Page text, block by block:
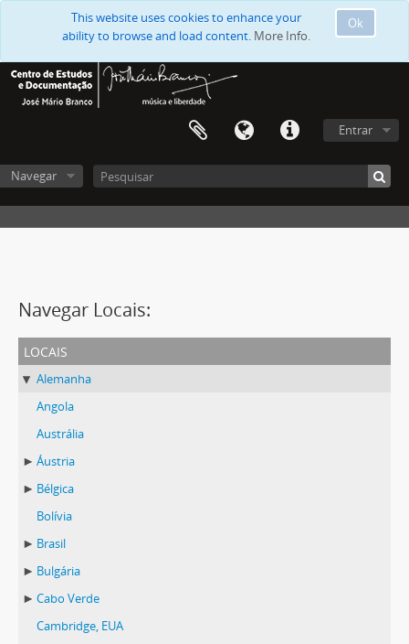
Ok
This website uses cookies to enhance your
ability to browse and load content. More Info.
Entrar
Navegar
Navegar Locais:
locais
Alemanha
Angola
Austrália
Áustria
Bélgica
Bolívia
Brasil
Bulgária
Cabo Verde
Cambridge, EUA